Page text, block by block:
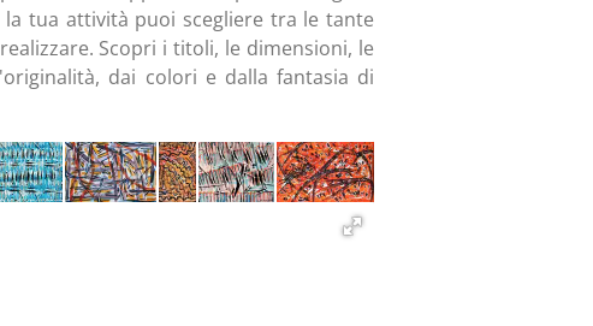
tua attività puoi scegliere tra le tante
Scopri i titoli, le dimensioni, le
dai colori e dalla fantasia di